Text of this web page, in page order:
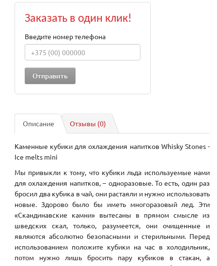
Заказать в один клик!
Введите номер телефона
Описание Отзывы (0)
Каменные кубики для охлаждения напитков Whisky Stones -
Ice melts mini
Мы привыкли к тому, что кубики льда используемые нами
для охлаждения напитков, – одноразовые. То есть, один раз
бросил два кубика в чай, они растаяли и нужно использовать
новые. Здорово было бы иметь многоразовый лед. Эти
«Скандинавские камни» вытесаны в прямом смысле из
шведских скал, только, разумеется, они очищенные и
являются абсолютно безопасными и стерильными. Перед
использованием положите кубики на час в холодильник,
потом нужно лишь бросить пару кубиков в стакан, а